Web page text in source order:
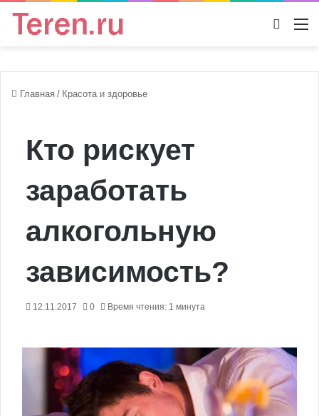
Главная / Красота и здоровье
Кто рискует
заработать
алкогольную
зависимость?
12.11.2017 0 Время чтения: 1 минута